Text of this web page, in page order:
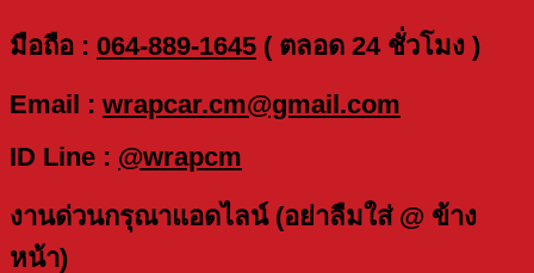
มือถือ : 064-889-1645 ( ตลอด 24 ชั่วโมง )
Email : wrapcar.cm@gmail.com
ID Line : @wrapcm
งานด่วนกรุณาแอดไลน์ (อย่าลืมใส่ @ ข้าง
หน้า)